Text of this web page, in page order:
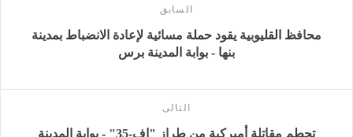
السابق
محافظ القليوبية يقود حملة مسائية لإعادة الانضباط بمدينة
بنها - بوابة المدينة برس
التالى
تحطم مقاتلة أميركية من طراز "إف-35" - بوابة المدينة